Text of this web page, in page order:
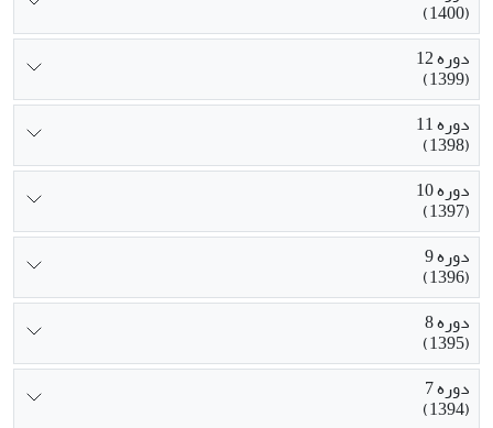
(1400)
دوره 12
(1399)
دوره 11
(1398)
دوره 10
(1397)
دوره 9
(1396)
دوره 8
(1395)
دوره 7
(1394)